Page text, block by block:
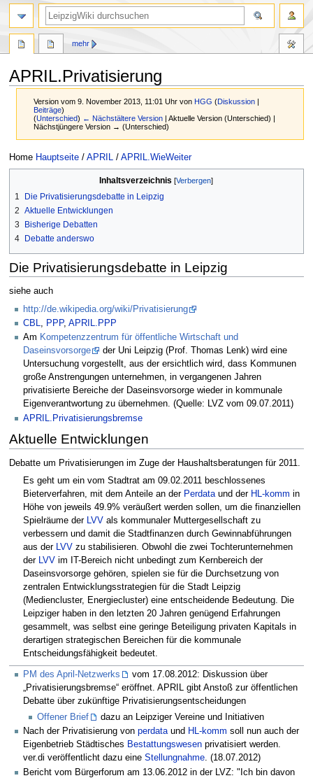
APRIL.Privatisierung
Version vom 9. November 2013, 11:01 Uhr vonHGG (Diskussion |
Beiträge)
(Unterschied) ← Nächstältere Version | Aktuelle Version (Unterschied) |
Nächstjüngere Version → (Unterschied)
Zur
Navigation
Zur
Suche
Home Hauptseite/ APRIL/ APRIL.WieWeiter
Inhaltsverzeichnis
1
Die Privatisierungsdebatte in Leipzig
2 Aktuelle Entwicklungen
3
Bisherige Debatten
4
Debatte anderswo
Die Privatisierungsdebatte in Leipzig
siehe auch
http://de.wikipedia.org/wiki/Privatisierung
CBL, PPP, APRIL.PPP
Am Kompetenzzentrum für öffentliche Wirtschaft und
Daseinsvorsorge
der Uni Leipzig (Prof. Thomas Lenk) wird eine
Untersuchung vorgestellt, aus der ersichtlich wird, dass Kommunen
große Anstrengungen unternehmen, in vergangenen Jahren
privatisierte Bereiche der Daseinsvorsorge wieder in kommunale
Eigenverantwortung zu übernehmen. (Quelle: LVZ vom 09.07.2011)
APRIL.Privatisierungsbremse
Aktuelle Entwicklungen
Debatte um Privatisierungen im Zuge der Haushaltsberatungen für 2011.
Es geht um ein vom Stadtrat am 09.02.2011 beschlossenes
Bieterverfahren, mit dem Anteile an der Perdataund der HL-komm in
Höhe von jeweils 49.9% veräußert werden sollen, um die finanziellen
Spielräume der LVV als kommunaler Muttergesellschaft zu
verbessern und damit die Stadtfinanzen durch Gewinnabführungen
aus der LVV zu stabilisieren. Obwohl die zwei Tochterunternehmen
der LVV im IT-Bereich nicht unbedingt zum Kernbereich der
Daseinsvorsorge gehören, spielen sie für die Durchsetzung von
zentralen Entwicklungsstrategien für die Stadt Leipzig
(Mediencluster, Energiecluster) eine entscheidende Bedeutung. Die
Leipziger haben in den letzten 20 Jahren genügend Erfahrungen
gesammelt, was selbst eine geringe Beteiligung privaten Kapitals in
derartigen strategischen Bereichen für die kommunale
Entscheidungsfähigkeit bedeutet.
PM des April-Netzwerks
vom 17.08.2012: Diskussion über
„Privatisierungsbremse“ eröffnet. APRIL gibt Anstoß zur öffentlichen
Debatte über zukünftige Privatisierungsentscheidungen
Offener Brief
dazu an Leipziger Vereine und Initiativen
Nach der Privatisierung von perdataund HL-komm soll nun auch der
Eigenbetrieb Städtisches Bestattungswesen privatisiert werden.
ver.di veröffentlicht dazu eine Stellungnahme. (18.07.2012)
Bericht vom Bürgerforum am 13.06.2012 in der LVZ: "Ich bin davon
mehr